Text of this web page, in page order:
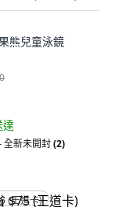
熊兒童泳鏡
達
全新未開封(2)
(王道卡)